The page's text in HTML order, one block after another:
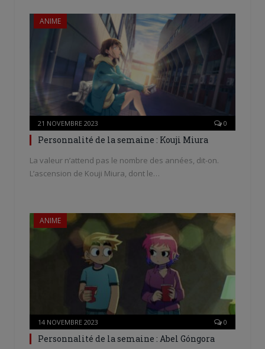
ANIME
21 NOVEMBRE 2023 0
Personnalité de la semaine : Kouji Miura
La valeur n’attend pas le nombre des années, dit-on.
L’ascension de Kouji Miura, dont le…
ANIME
14 NOVEMBRE 2023 0
Personnalité de la semaine : Abel Góngora